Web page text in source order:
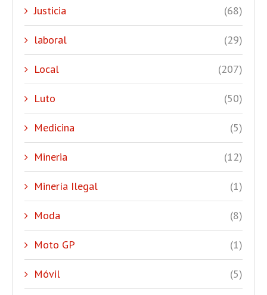
Justicia (68)
laboral (29)
Local (207)
Luto (50)
Medicina (5)
Mineria (12)
Minería Ilegal (1)
Moda (8)
Moto GP (1)
Móvil (5)